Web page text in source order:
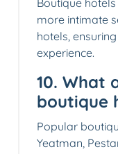
more intimate
hotels,
experience.
10. What
boutique
Popular
Yeatman,